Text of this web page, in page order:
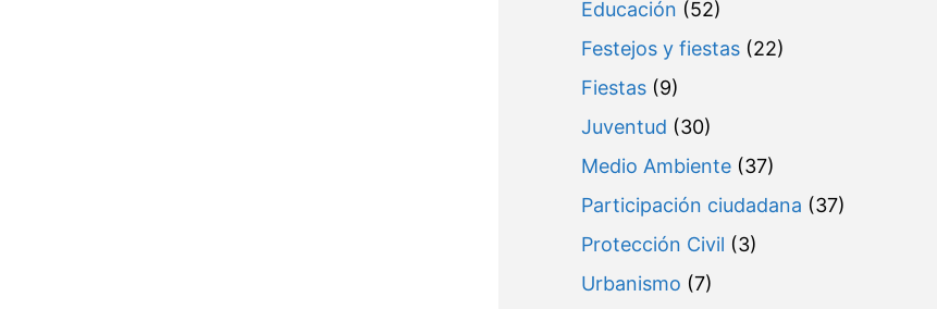
Educación (52)
Festejos y fiestas(22)
Fiestas(9)
Juventud (30)
Medio Ambiente(37)
Participación ciudadana (37)
Protección Civil (3)
Urbanismo (7)